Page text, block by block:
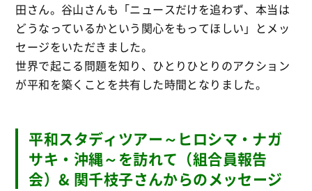
田さん。谷山さんも「ニュースだけを追わず、本当は
どうなっているかという関心をもってほしい」とメッ
セージをいただきました。
世界で起こる問題を知り、ひとりひとりのアクション
が平和を築くことを共有した時間となりました。
平和スタディツアー～ヒロシマ・ナガ
サキ・沖縄～を訪れて（組合員報告
会）& 関千枝子さんからのメッセージ